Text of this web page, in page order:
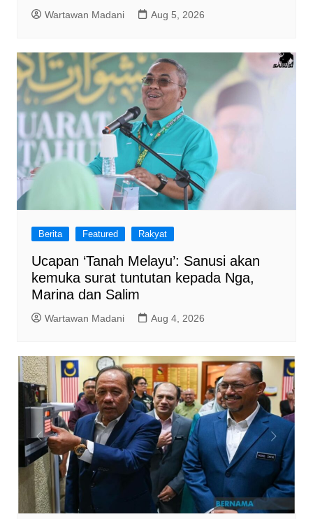
Wartawan Madani Aug 5, 2026
Berita Featured Rakyat
Ucapan ‘Tanah Melayu’: Sanusi akan
kemuka surat tuntutan kepada Nga,
Marina dan Salim
Wartawan Madani Aug 4, 2026